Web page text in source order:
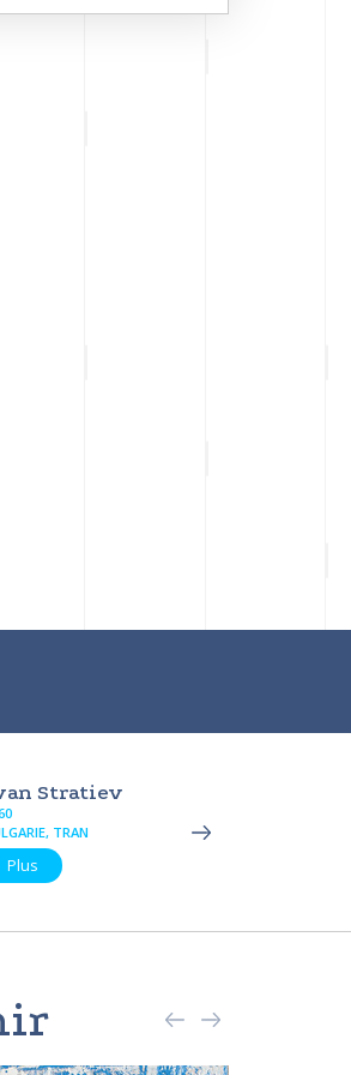
Stratiev
TRAN
Plus